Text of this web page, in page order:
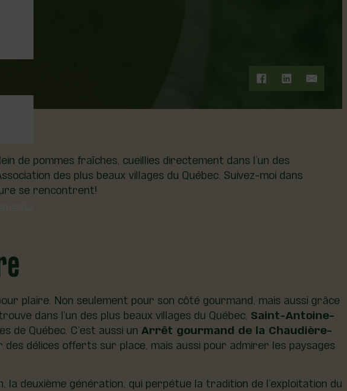
de pommes fraîches, cueillies directement dans l’un des
des plus beaux villages du Québec. Suivez-moi dans
se rencontrent!
plaire. Non seulement pour son côté gourmand, mais aussi grâce
dans l’un des plus beaux villages du Québec, Saint-Antoine-
de Québec. C’est aussi un Arrêt gourmand de la Chaudière-
délices offerts sur place, mais aussi pour admirer les paysages
la deuxième génération, qui perpétue la tradition de l’exploitation du